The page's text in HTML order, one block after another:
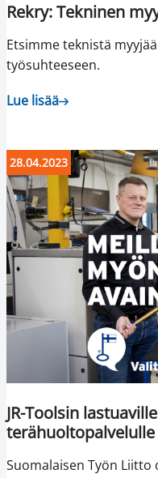
Rekry: Tekninen
Etsimme teknistä
työsuhteeseen.
Lue lisää
28.04.2023
JR-Toolsin
Suomalaisen Työn